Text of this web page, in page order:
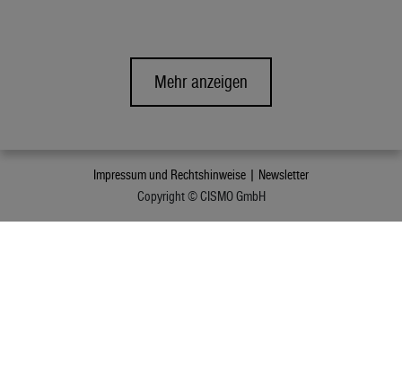
Mehr anzeigen
Impressum und Rechtshinweise | Newsletter
Copyright © CISMO GmbH